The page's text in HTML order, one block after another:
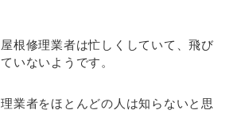
根修理業者は忙しくしていて、飛び
いないようです。
業者をほとんどの人は知らないと思